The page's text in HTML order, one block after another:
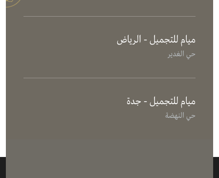
ميام للتجميل - الرياض
حي الغدير
ميام للتجميل - جدة
حي النهضة